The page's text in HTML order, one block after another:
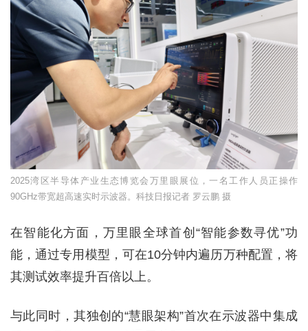
2025湾区半导体产业生态博览会万里眼展位，一名工作人员正操作
90GHz带宽超高速实时示波器。科技日报记者 罗云鹏 摄
在智能化方面，万里眼全球首创“智能参数寻优”功
能，通过专用模型，可在10分钟内遍历万种配置，将
其测试效率提升百倍以上。
与此同时，其独创的“慧眼架构”首次在示波器中集成